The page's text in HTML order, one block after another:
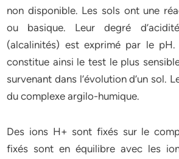
non disponible. Les sols ont une
ou basique. Leur degré
(alcalinités) est exprimé par le
constitue ainsi le test le plus
survenant dans l’évolution d’un sol.
du complexe argilo-humique.
Des ions H+ sont fixés sur le
fixés sont en équilibre avec les